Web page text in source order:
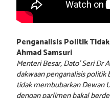
Penganalisis Politik Tidak
Ahmad Samsuri
Menteri Besar, Dato’ Seri Dr
dakwaan penganalisis politik
tidak membubarkan Dewan